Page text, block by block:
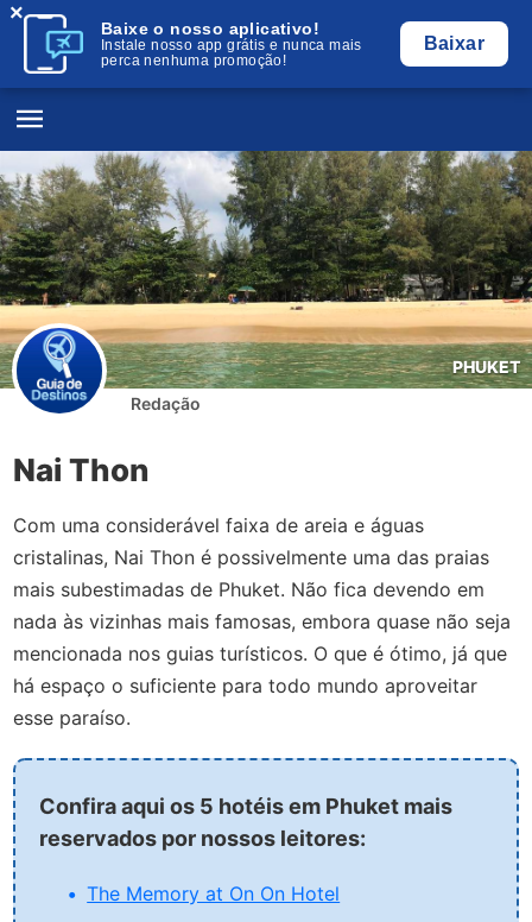
Baixe o nosso aplicativo!
Instale nosso app grátis e nunca mais
perca nenhuma promoção!
Baixar
×
PHUKET
Redação
Nai Thon
Com uma considerável faixa de areia e águas
cristalinas, Nai Thon é possivelmente uma das praias
mais subestimadas de Phuket. Não fica devendo em
nada às vizinhas mais famosas, embora quase não seja
mencionada nos guias turísticos. O que é ótimo, já que
há espaço o suficiente para todo mundo aproveitar
esse paraíso.
Confira aqui os 5 hotéis em Phuket mais
reservados por nossos leitores:
The Memory at On On Hotel